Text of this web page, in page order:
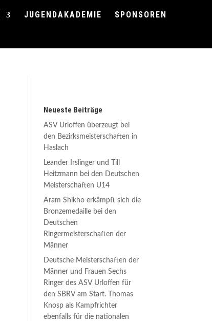
JUGENDAKADEMIE
SPONSOREN
Neueste Beiträge
ASV Urloffen überzeugt bei
den Bezirksmeisterschaften in
Haslach
Leander Irslinger und Till
Heitzmann bei den Deutschen
Meisterschaften U14
Aram Shikho erkämpft sich die
Bronzemedaille bei den
Deutschen
Ringermeisterschaften der
Männer
Deutsche Meisterschaften der
Männer und Frauen Sechs
Ringer des ASV Urloffen für
den SBRV am Start. Thomas
Knosp als Kampfrichter
ebenfalls für die nationalen